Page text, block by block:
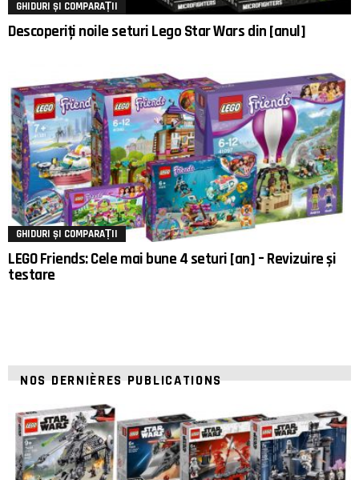
GHIDURI ȘI COMPARAȚII
Descoperiți noile seturi Lego Star Wars din [anul]
GHIDURI ȘI COMPARAȚII
LEGO Friends: Cele mai bune 4 seturi [an] – Revizuire și
testare
NOS DERNIÈRES PUBLICATIONS